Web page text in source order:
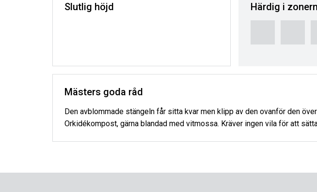
Slutlig höjd Härdig i
Mästers goda råd
Den avblommade stängeln får sitta kvar men klipp av den ovanför den
Orkidékompost, gärna blandad med vitmossa. Kräver ingen vila för att